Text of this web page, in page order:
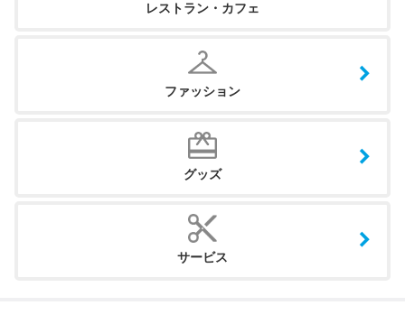
レストラン・カフェ
ファッション
グッズ
サービス